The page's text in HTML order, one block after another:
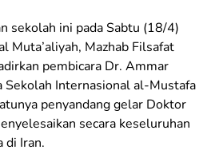
sekolah ini pada Sabtu (18/4)
Muta’aliyah, Mazhab Filsafat
pembicara Dr. Ammar
Sekolah Internasional al-Mustafa
penyandang gelar Doktor
secara keseluruhan
di Iran.